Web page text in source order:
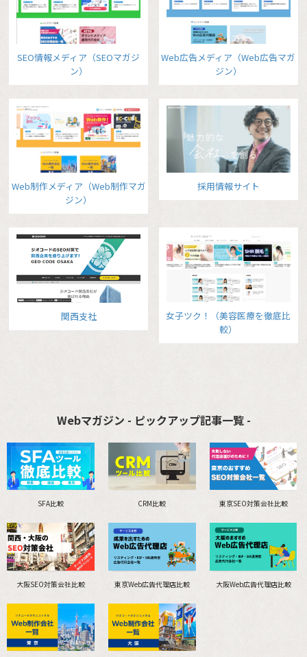
SEO情報メディア（SEOマガジ
ン）
Web広告メディア（Web広告マガ
ジン）
Web制作メディア（Web制作マガ
ジン）
採用情報サイト
関西支社
女子ツク！（美容医療を徹底比
較）
Webマガジン - ピックアップ記事一覧 -
SFA比較 CRM比較 東京SEO対策会社比較
大阪SEO対策会社比較 東京Web広告代理店比較 大阪Web広告代理店比較